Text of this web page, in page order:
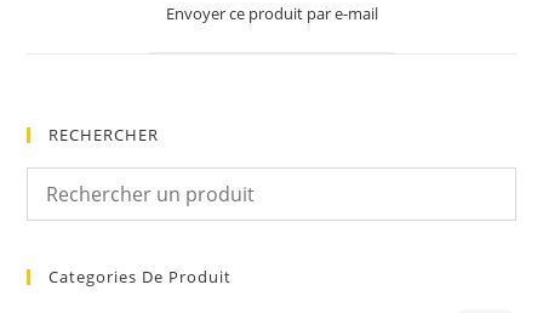
new
Envoyer ce produit par e-mail
RECHERCHER
Categories De Produit